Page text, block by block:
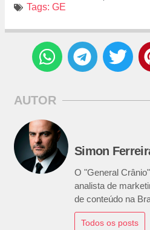
Tags: GE
AUTOR
Simon
O "General
analista de
de conteúdo na
Todos os posts